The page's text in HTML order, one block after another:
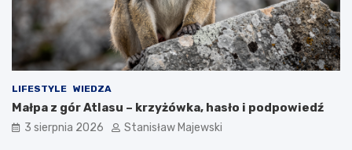
LIFESTYLE WIEDZA
Małpa z gór Atlasu – krzyżówka, hasło i podpowiedź
3 sierpnia 2026 Stanisław Majewski